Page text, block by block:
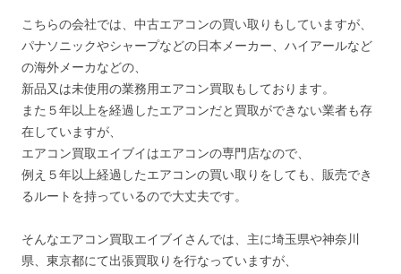
こちらの会社では、中古エアコンの買い取りもしていますが、
パナソニックやシャープなどの日本メーカー、ハイアールなど
の海外メーカなどの、
新品又は未使用の業務用エアコン買取もしております。
また５年以上を経過したエアコンだと買取ができない業者も存
在していますが、
エアコン買取エイブイはエアコンの専門店なので、
例え５年以上経過したエアコンの買い取りをしても、販売でき
るルートを持っているので大丈夫です。
そんなエアコン買取エイブイさんでは、主に埼玉県や神奈川
県、東京都にて出張買取りを行なっていますが、